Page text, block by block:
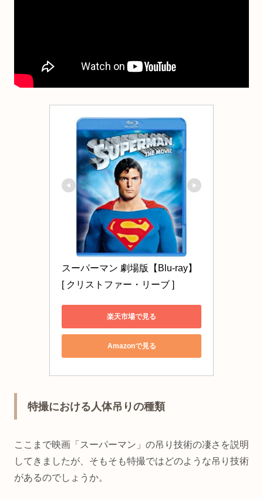
スーパーマン 劇場版【Blu-ray】
[ クリストファー・リーブ ]
楽天市場で見る
Amazonで見る
特撮における人体吊りの種類
ここまで映画「スーパーマン」の吊り技術の凄さを説明
してきましたが、そもそも特撮ではどのような吊り技術
があるのでしょうか。